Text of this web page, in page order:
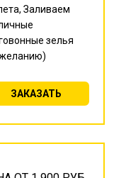
Заливаем
зелья
ЗАКАЗАТЬ